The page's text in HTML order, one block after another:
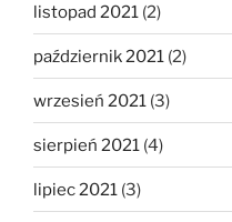
listopad 2021 (2)
październik 2021 (2)
wrzesień 2021 (3)
sierpień 2021 (4)
lipiec 2021 (3)